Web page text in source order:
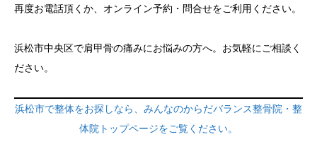
再度お電話頂くか、オンライン予約・問合せをご利用ください。
浜松市中央区で肩甲骨の痛みにお悩みの方へ。お気軽にご相談く
ださい。
浜松市で整体をお探しなら、みんなのからだバランス整骨院・整
体院トップページをご覧ください。